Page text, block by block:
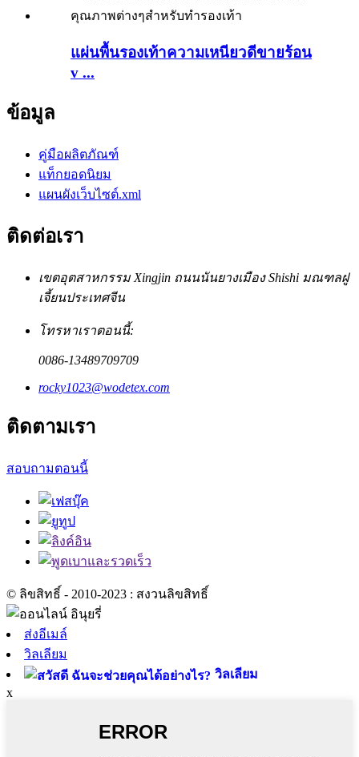
แผ่นพื้นรองเท้าความเหนียวดีขายร้อน
v ...
ข้อมูล
คู่มือผลิตภัณฑ์
แท็กยอดนิยม
แผนผังเว็บไซต์.xml
ติดต่อเรา
เขตอุตสาหกรรม Xingjin ถนนนันยางเมือง Shishi มณฑลฝู
เจี้ยนประเทศจีน
โทรหาเราตอนนี้:
0086-13489709709
rocky1023@wodetex.com
ติดตามเรา
สอบถามตอนนี้
© ลิขสิทธิ์ - 2010-2023 : สงวนลิขสิทธิ์
ส่งอีเมล์
วิลเลียม
วิลเลียม
x